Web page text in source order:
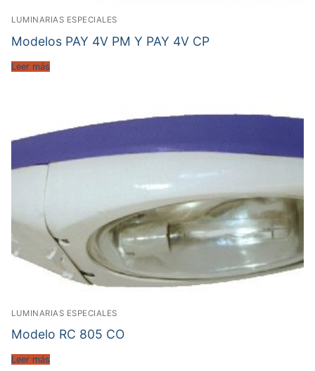
LUMINARIAS ESPECIALES
Modelos PAY 4V PM Y PAY 4V CP
Leer más
LUMINARIAS ESPECIALES
Modelo RC 805 CO
Leer más